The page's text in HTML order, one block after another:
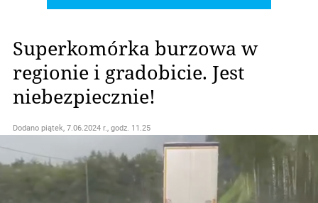
Superkomórka burzowa w
regionie i gradobicie. Jest
niebezpiecznie!
Dodano piątek, 7.06.2024 r., godz. 11.25